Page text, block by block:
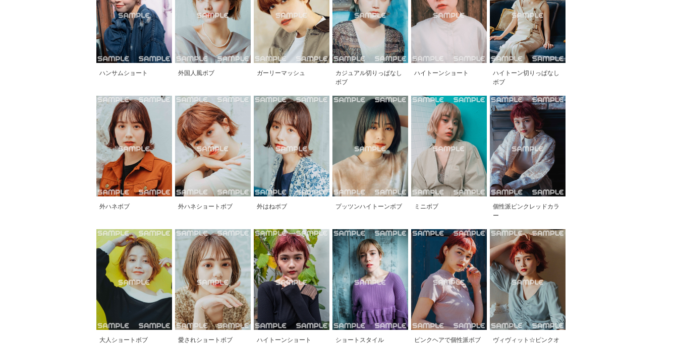
ハンサムショート 外国人風ボブ ガーリーマッシュ
カジュアル切りっぱなし
ボブ
ハイトーンショート
ハイトーン切りっぱなし
ボブ
外ハネボブ 外ハネショートボブ 外はねボブ プッツンハイトーンボブ ミニボブ
個性派ピンクレッドカラ
ー
大人ショートボブ 愛されショートボブ ハイトーンショート ショートスタイル ピンクヘアで個性派ボブ
ヴィヴィット☆ピンクオ